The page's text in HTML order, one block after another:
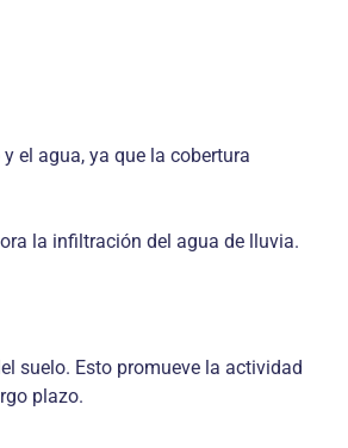
el agua, ya que la cobertura
la infiltración del agua de lluvia.
suelo. Esto promueve la actividad
plazo.